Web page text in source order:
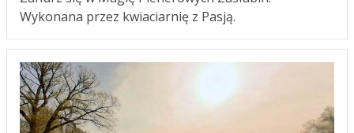
Wykonana przez kwiaciarnię z Pasją.